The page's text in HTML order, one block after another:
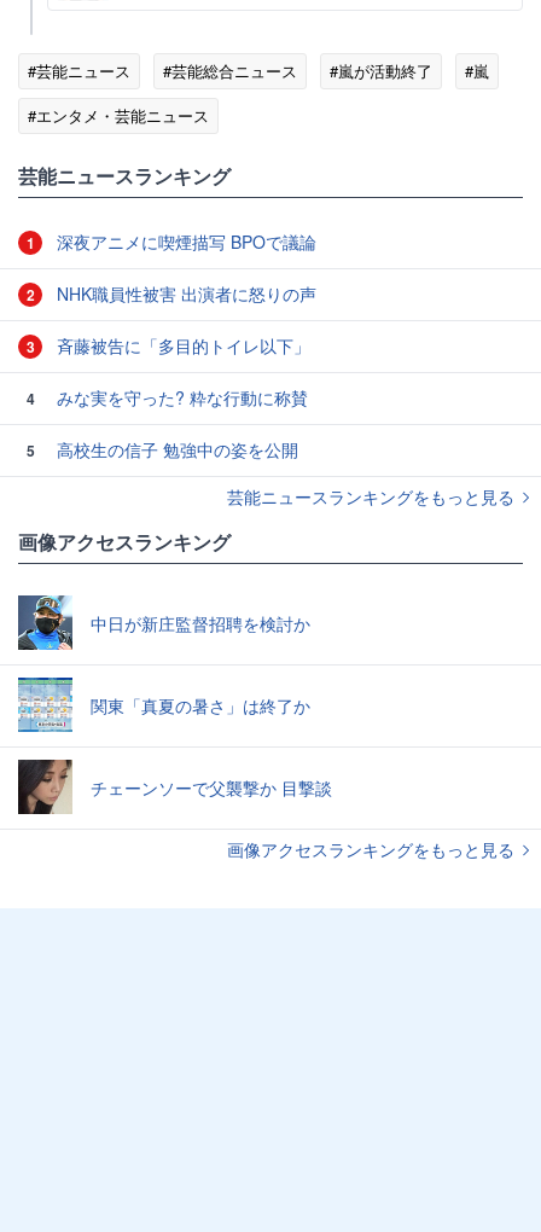
#芸能ニュース #芸能総合ニュース #嵐が活動終了
#嵐
#エンタメ・芸能ニュース
芸能ニュースランキング
1 深夜アニメに喫煙描写 BPOで議論
2 NHK職員性被害 出演者に怒りの声
3 斉藤被告に「多目的トイレ以下」
4 みな実を守った? 粋な行動に称賛
5
高校生の信子 勉強中の姿を公開
芸能ニュースランキングをもっと見る
画像アクセスランキング
中日が新庄監督招聘を検討か
関東「真夏の暑さ」は終了か
チェーンソーで父襲撃か 目撃談
画像アクセスランキングをもっと見る